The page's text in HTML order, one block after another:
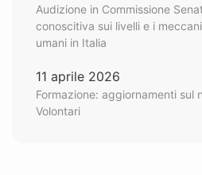
Audizione in Commissione
conoscitiva sui livelli e i
umani in Italia
11 aprile 2026
Formazione: aggiornamenti sul
Volontari